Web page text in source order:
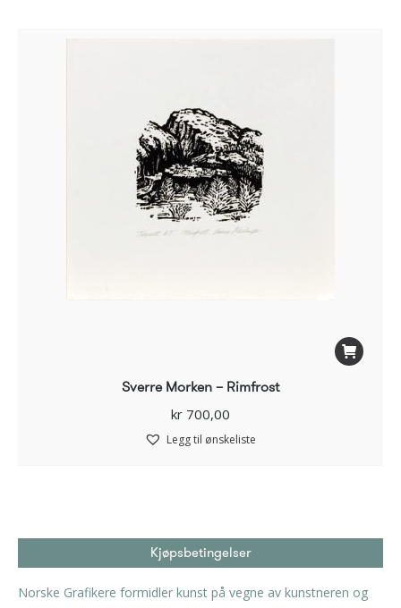
Sverre Morken – Rimfrost
kr700,00
Legg til ønskeliste
Kjøpsbetingelser
Norske Grafikere formidler kunst på vegne av kunstneren og